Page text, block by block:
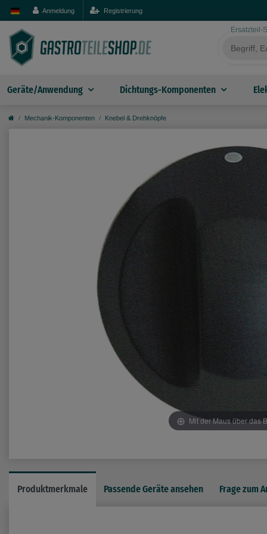
Anmeldung Registrierung
Ersatzteil-
Geräte/Anwendung Dichtungs-Komponenten
Mechanik-Komponenten Knebel & Drehknöpfe
Mit der Maus über das
Produktmerkmale Passende Geräte ansehen Frage zum